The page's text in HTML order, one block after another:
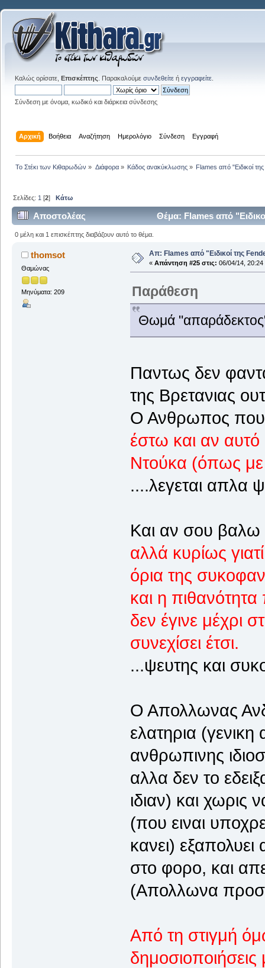
Καλώς ορίσατε, Επισκέπτης . Παρακαλούμε συνδεθείτε ή εγγραφείτε
Σύνδεση με όνομα, κωδικό και διάρκεια σύνδεσης
Αρχική Βοήθεια Αναζήτηση Ημερολόγιο Σύνδεση Εγγραφή
Το Στέκι των Κιθαρωδών » Διάφορα» Κάδος ανακύκλωσης» Flames από "Ειδικοί
Σελίδες: 1 [2]Κάτω
Αποστολέας Θέμα: Flames από
0 μέλη και 1 επισκέπτης διαβάζουν αυτό το θέμα.
thomsot
Θαμώνας
Μηνύματα: 209
Απ: Flames από "Ειδικοί της
« Απάντηση #25 στις: 06/04/14, 20:24
Παράθεση
Θωμά
Παντως δεν
της Βρετανιας
Ο Ανθρωπος που
έστω και αν αυτό
Ντούκα (όπως
....λεγεται απλα
Και αν σου βαλω
αλλά κυρίως
όρια της
και η
δεν έγινε μέχρι
συνεχίσει έτσι.
...ψευτης και
Ο Απολλωνας
ελατηρια (γενικη
ανθρωπινης
αλλα δεν το
ιδιαν) και
(που ειναι
κανει)
στο φορο, και
(Απολλωνα
Από τη στιγμή